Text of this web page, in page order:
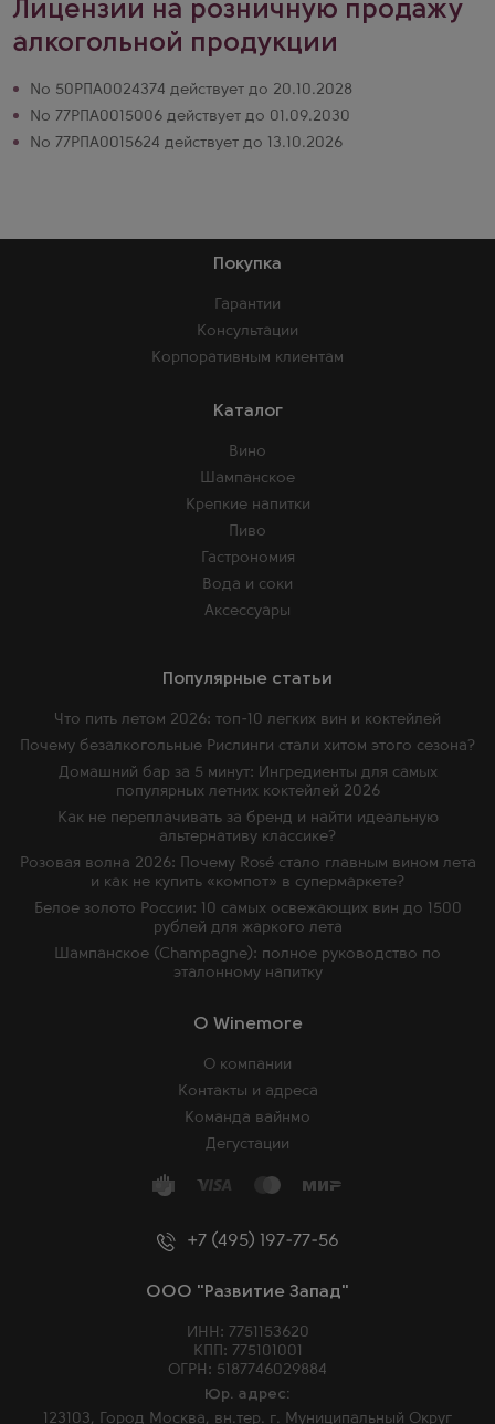
Лицензии на розничную продажу
алкогольной продукции
№ 50РПА0024374 действует до 20.10.2028
№ 77РПА0015006 действует до 01.09.2030
№ 77РПА0015624 действует до 13.10.2026
+7 (495) 197-77-56
ООО "Развитие Запад"
ИНН: 7751153620
КПП: 775101001
ОГРН: 5187746029884
Юр. адрес:
123103, Город Москва, вн.тер. г. Муниципальный Округ
O Winemore
О компании
Контакты и адреса
Команда вайнмо
Дегустации
Покупка
Гарантии
Консультации
Корпоративным клиентам
Каталог
Вино
Шампанское
Крепкие напитки
Пиво
Гастрономия
Вода и соки
Аксессуары
Популярные статьи
Что пить летом 2026: топ-10 легких вин и коктейлей
Почему безалкогольные Рислинги стали хитом этого сезона?
Домашний бар за 5 минут: Ингредиенты для самых
популярных летних коктейлей 2026
Как не переплачивать за бренд и найти идеальную
альтернативу классике?
Розовая волна 2026: Почему Rosé стало главным вином лета
и как не купить «компот» в супермаркете?
Белое золото России: 10 самых освежающих вин до 1500
рублей для жаркого лета
Шампанское (Champagne): полное руководство по
эталонному напитку